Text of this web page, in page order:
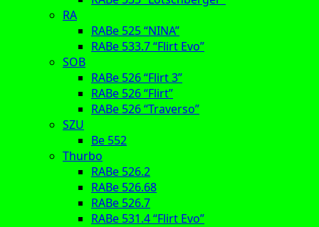
RA
RABe 525 “NINA”
RABe 533.7 “Flirt Evo”
SOB
RABe 526 “Flirt 3”
RABe 526 “Flirt”
RABe 526 “Traverso”
SZU
Be 552
Thurbo
RABe 526.2
RABe 526.68
RABe 526.7
RABe 531.4 “Flirt Evo”